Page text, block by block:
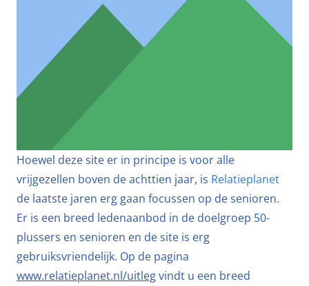
Hoewel deze site er in principe is voor alle
vrijgezellen boven de achttien jaar, is Relatieplanet
de laatste jaren erg gaan focussen op de senioren.
Er is een breed ledenaanbod in de doelgroep 50-
plussers en senioren en de site is erg
gebruiksvriendelijk. Op de pagina
www.relatieplanet.nl/uitlegvindt u een breed